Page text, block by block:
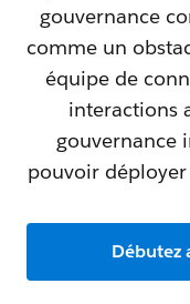
gouvernance
comme un
équipe de
interactions
gouvernance
pouvoir
Débutez